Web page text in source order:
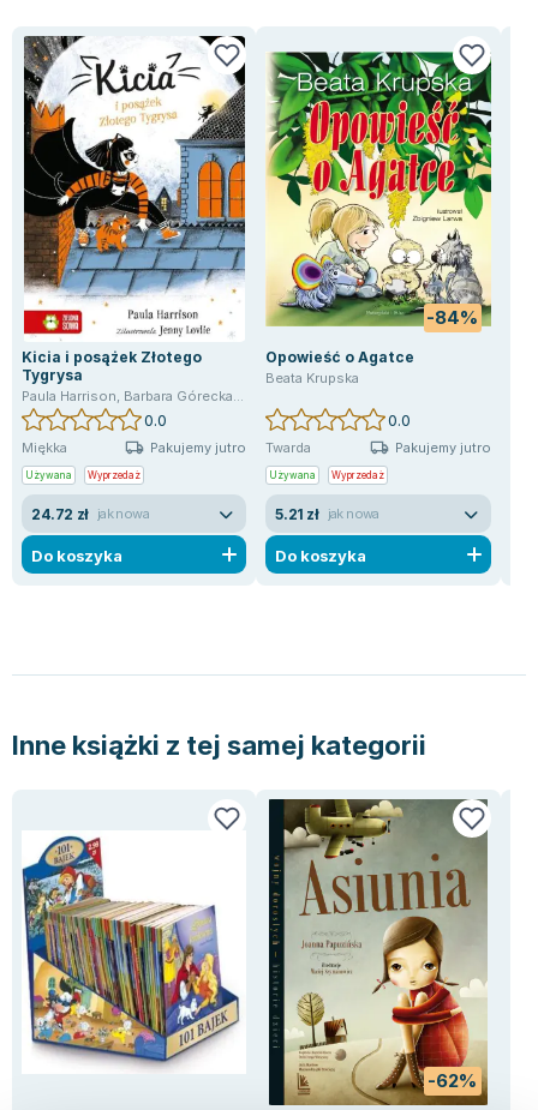
Ajahn Brahm
Lucinda Riley
Jacek Walkiewicz
Kicia i posążek Złotego
Tygrysa
Paula Harrison, Barbara Górecka,Jenny Lovlie
0.0
Miękka Pakujemy jutro
Używana Wyprzedaż
24.72 zł jak nowa
Do koszyka
-84%
Opowieść o Agatce
Beata Krupska
0.0
Twarda Pakujemy jutro
Używana Wyprzedaż
5.21 zł jak nowa
Do koszyka
Inne książki z tej samej kategorii
-62%